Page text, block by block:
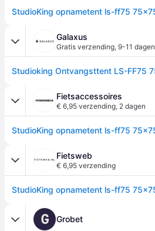
Galaxus
Gratis verzending, 9-11 dagen
Fietsaccessoires
€ 6,95 verzending, 2 dagen
Fietsweb
€ 6,95 verzending
G Grobet